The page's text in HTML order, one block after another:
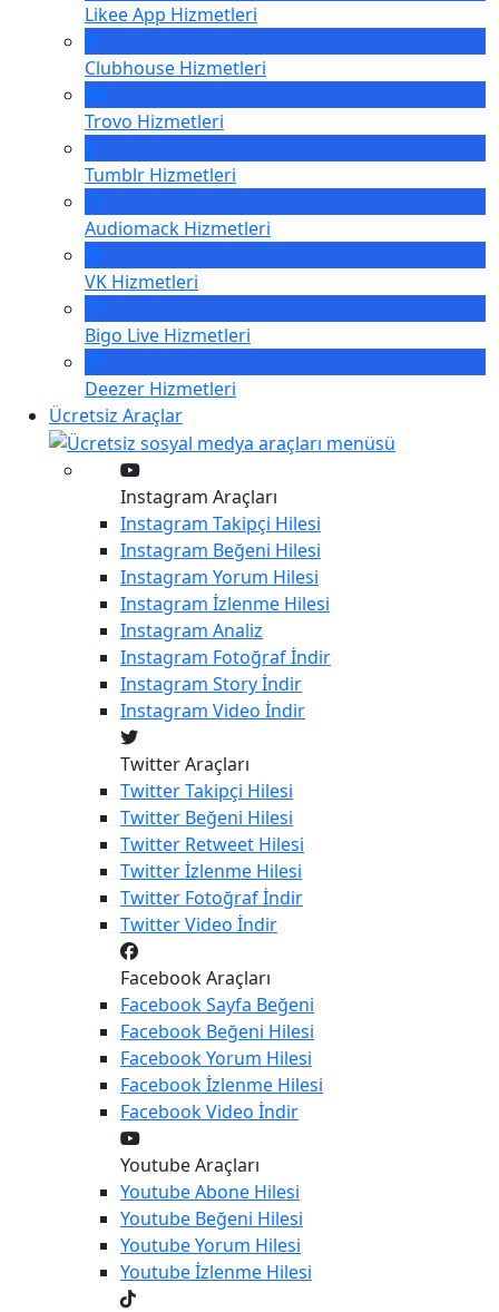
Likee App Hizmetleri
Clubhouse Hizmetleri
Trovo Hizmetleri
Tumblr Hizmetleri
Audiomack Hizmetleri
VK Hizmetleri
Bigo Live Hizmetleri
Deezer Hizmetleri
Ücretsiz Araçlar
Instagram Araçları
Instagram Takipçi Hilesi
Instagram Beğeni Hilesi
Instagram Yorum Hilesi
Instagram İzlenme Hilesi
Instagram Analiz
Instagram Fotoğraf İndir
Instagram Story İndir
Instagram Video İndir
Twitter Araçları
TwitterTakipçi Hilesi
Twitter Beğeni Hilesi
Twitter Retweet Hilesi
Twitterİzlenme Hilesi
Twitter Fotoğraf İndir
TwitterVideo İndir
Facebook Araçları
FacebookSayfa Beğeni
Facebook Beğeni Hilesi
FacebookYorum Hilesi
Facebookİzlenme Hilesi
FacebookVideo İndir
Youtube Araçları
YoutubeAbone Hilesi
Youtube Beğeni Hilesi
YoutubeYorum Hilesi
Youtubeİzlenme Hilesi